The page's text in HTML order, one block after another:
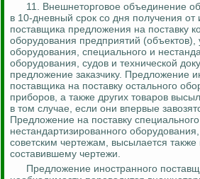
11. Внешнеторговое объединение
в 10-дневный срок со дня получения от
поставщика предложения на поставку
оборудования предприятий (объектов),
оборудования, специального и
оборудования, судов и технической
предложение заказчику. Предложение
поставщика на поставку остального
приборов, а также других товаров
в том случае, если они впервые
Предложение на поставку
нестандартизированного
советским чертежам, высылается также
составившему чертежи.
Предложение иностранного